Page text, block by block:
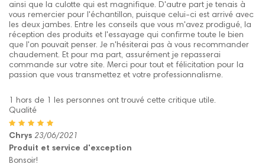
ainsi que la culotte qui est magnifique. D'autre part je tenais à
vous remercier pour l'échantillon, puisque celui-ci est arrivé avec
les deux jambes. Entre les conseils que vous m'avez prodigué, la
réception des produits et l'essayage qui confirme toute le bien
que l'on pouvait penser. Je n'hésiterai pas à vous recommander
chaudement. Et pour ma part, assurément je repasserai
commande sur votre site. Merci pour tout et félicitation pour la
passion que vous transmettez et votre professionnalisme.
1 hors de 1 les personnes ont trouvé cette critique utile.
Qualité
Chrys 23/06/2021
Produit et service d'exception
Bonsoir!